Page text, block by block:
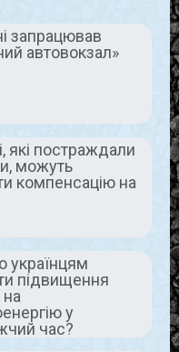
запрацював
автовокзал»
які постраждали
можуть
компенсацію на
українцям
підвищення
на
у
час?
НОВИНИ
«розумний
концепцію
її на